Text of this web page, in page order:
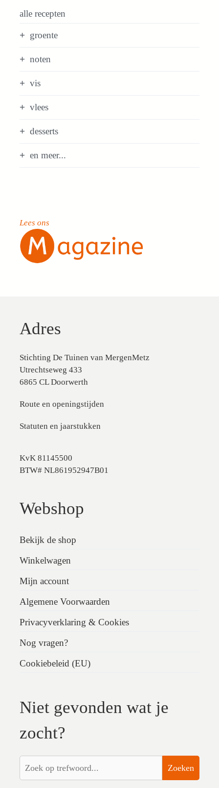
alle recepten
groente
noten
vis
vlees
desserts
en meer...
Lees ons
Adres
Stichting De Tuinen van MergenMetz
Utrechtseweg 433
6865 CL Doorwerth
Route en openingstijden
Statuten en jaarstukken
KvK 81145500
BTW# NL861952947B01
Webshop
Bekijk de shop
Winkelwagen
Mijn account
Algemene Voorwaarden
Privacyverklaring & Cookies
Nog vragen?
Cookiebeleid (EU)
Niet gevonden wat je
zocht?
Zoeken